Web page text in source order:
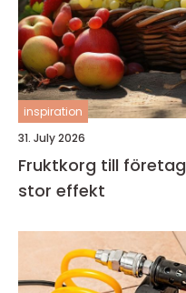
inspiration
31. July 2026
Fruktkorg till företag en enkel insats som ger
stor effekt